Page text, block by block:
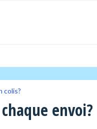
colis?
envoi?